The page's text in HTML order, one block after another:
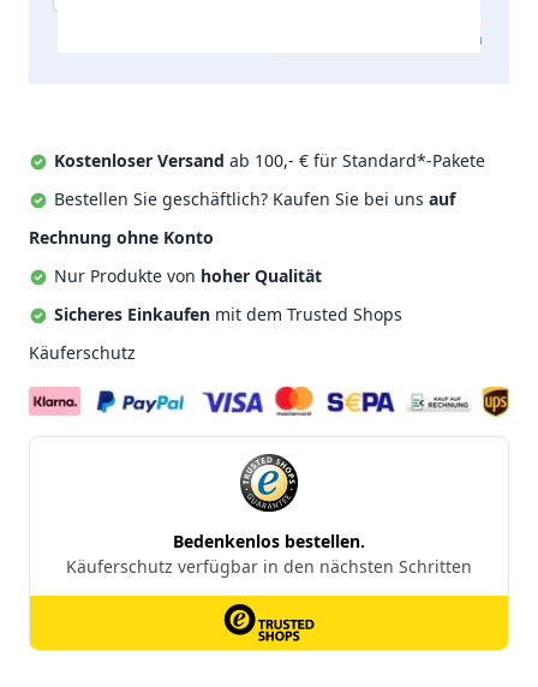
Zum Angebot hinzufügen
Kostenloser Versand ab 100,- € für Standard*-Pakete
Bestellen Sie geschäftlich? Kaufen Sie bei uns auf
Rechnung ohne Konto
Nur Produkte von hoher Qualität
Sicheres Einkaufen mit dem Trusted Shops
Käuferschutz